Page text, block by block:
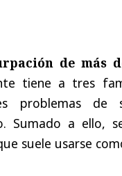
de más
tiene a tres
problemas de
Sumado a ello,
suele usarse